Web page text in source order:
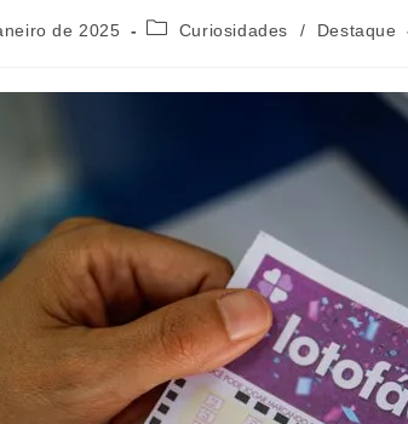
de 2025 Curiosidades / Destaque